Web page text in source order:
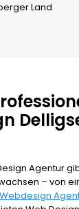
Land
Agentur
– von
Webdesign